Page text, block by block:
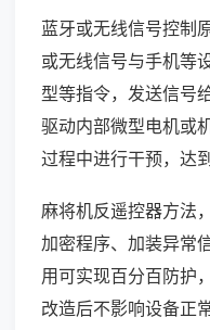
蓝牙或无线信号控制
或无线信号与手机等
型等指令，发送信号
驱动内部微型电机或
过程中进行干预，达
麻将机反遥控器方法
加密程序、加装异常
用可实现百分百防护
改造后不影响设备正